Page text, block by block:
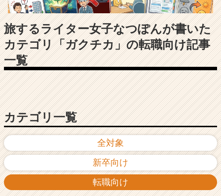
業
か
カ
ト
サ
ア
ャ
旅するライター女子なつぽんが書いた
カテゴリ「ガクチカ」の転職向け記事
一覧
全対象
新卒向け
転職向け
カテゴリ一覧